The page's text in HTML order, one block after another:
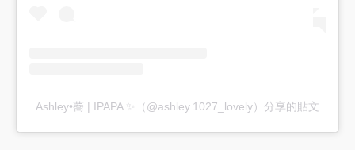
Ashley•蕎 | IPAPA ✨（@ashley.1027_lovely）分享的貼文